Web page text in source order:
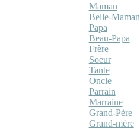
Maman
Belle-Maman
Papa
Beau-Papa
Frère
Soeur
Tante
Oncle
Parrain
Marraine
Grand-Père
Grand-mère